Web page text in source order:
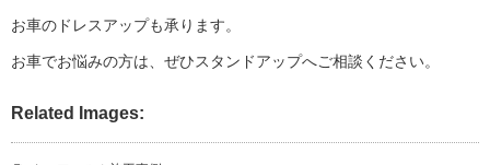
お車のドレスアップも承ります。
お車でお悩みの方は、ぜひスタンドアップへご相談ください。
Related Images: